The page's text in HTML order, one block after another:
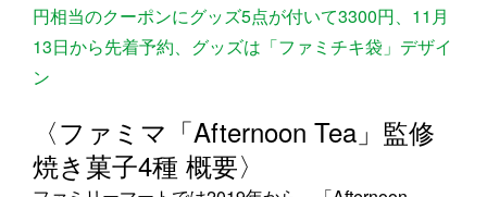
円相当のクーポンにグッズ5点が付いて3300円、11月
13日から先着予約、グッズは「ファミチキ袋」デザイ
ン
〈ファミマ「Afternoon Tea」監修
焼き菓子4種 概要〉